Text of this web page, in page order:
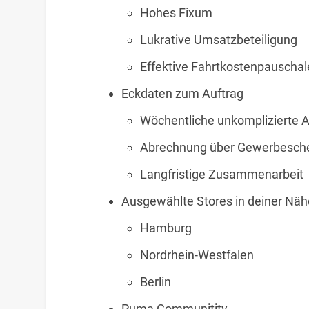
Hohes Fixum
Lukrative Umsatzbeteiligung
Effektive
Eckdaten zum Auftrag
Wöchentliche unkomplizierte
Abrechnung über
Langfristige Zusammenarbeit
Ausgewählte Stores in deiner
Hamburg
Nordrhein-Westfalen
Berlin